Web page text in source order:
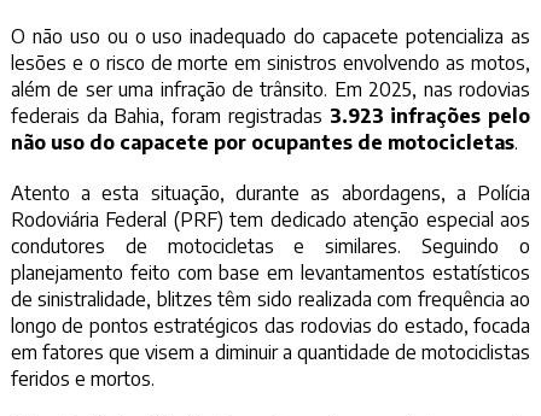
O não uso ou o uso inadequado do capacete potencializa as
lesões e o risco de morte em sinistros envolvendo as motos,
além de ser uma infração de trânsito. Em 2025, nas rodovias
federais da Bahia, foram registradas 3.923 infrações pelo
não uso do capacete por ocupantes de motocicletas.
Atento a esta situação, durante as abordagens, a Polícia
Rodoviária Federal (PRF) tem dedicado atenção especial aos
condutores de motocicletas e similares. Seguindo o
planejamento feito com base em levantamentos estatísticos
de sinistralidade, blitzes têm sido realizada com frequência ao
longo de pontos estratégicos das rodovias do estado, focada
em fatores que visem a diminuir a quantidade de motociclistas
feridos e mortos.